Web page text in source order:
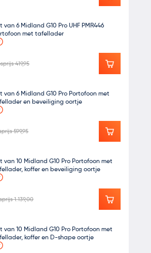
van 6 Midland G10 Pro UHF PMR446
met tafellader
419,95
van 6 Midland G10 Pro Portofoon met
en beveiliging oortje
599,95
van 10 Midland G10 Pro Portofoon met
koffer en beveiliging oortje
1.139,00
van 10 Midland G10 Pro Portofoon met
koffer en D-shape oortje